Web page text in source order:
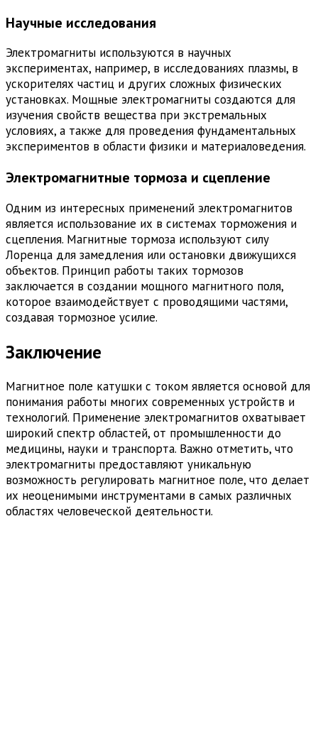
Научные исследования
Электромагниты используются в научных
экспериментах, например, в исследованиях плазмы, в
ускорителях частиц и других сложных физических
установках. Мощные электромагниты создаются для
изучения свойств вещества при экстремальных
условиях, а также для проведения фундаментальных
экспериментов в области физики и материаловедения.
Электромагнитные тормоза и сцепление
Одним из интересных применений электромагнитов
является использование их в системах торможения и
сцепления. Магнитные тормоза используют силу
Лоренца для замедления или остановки движущихся
объектов. Принцип работы таких тормозов
заключается в создании мощного магнитного поля,
которое взаимодействует с проводящими частями,
создавая тормозное усилие.
Заключение
Магнитное поле катушки с током является основой для
понимания работы многих современных устройств и
технологий. Применение электромагнитов охватывает
широкий спектр областей, от промышленности до
медицины, науки и транспорта. Важно отметить, что
электромагниты предоставляют уникальную
возможность регулировать магнитное поле, что делает
их неоценимыми инструментами в самых различных
областях человеческой деятельности.